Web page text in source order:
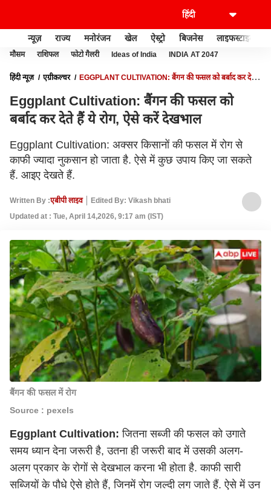
न्यूज़ राज्य मनोरंजन खेल ऐस्ट्रो बिजनेस लाइफस्टाइल
मौसम राशिफल फोटो गैलरी Ideas of India INDIA AT 2047
हिंदी न्यूज़ एग्रीकल्चर
EGGPLANT CULTIVATION: बैंगन की फसल को बर्बाद कर देते हैं
Eggplant Cultivation: बैंगन की फसल को
बर्बाद कर देते हैं ये रोग, ऐसे करें देखभाल
Eggplant Cultivation: अक्सर किसानों की फसल में रोग से
काफी ज्यादा नुकसान हो जाता है. ऐसे में कुछ उपाय किए जा सकते
हैं. आइए देखते हैं.
Written By :एबीपी लाइव
Edited By: Vikash bhati
Updated at : Tue, April 14,2026, 9:17 am (IST)
बैंगन की फसल में रोग
Source : pexels
Eggplant Cultivation: जितना सब्जी की फसल को उगाते
समय ध्यान देना जरूरी है, उतना ही जरूरी बाद में उसकी अलग-
अलग प्रकार के रोगों से देखभाल करना भी होता है. काफी सारी
सब्जियों के पौधे ऐसे होते हैं, जिनमें रोग जल्दी लग जाते हैं. ऐसे में उन